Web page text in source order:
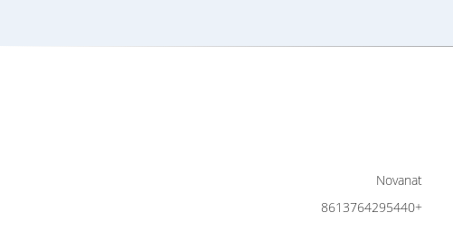
+8613764295440